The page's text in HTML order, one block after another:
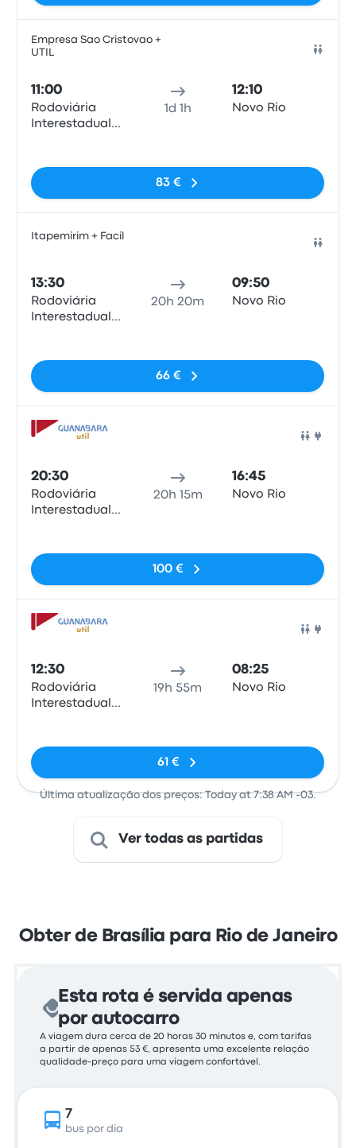
Empresa Sao Cristovao +
UTIL
11:00
Rodoviária
Interestadual
1d 1h
12:10
Novo Rio
83 €
Itapemirim + Facil
13:30
Rodoviária
Interestadual
20h 20m
09:50
Novo Rio
66 €
20:30
Rodoviária
Interestadual
20h 15m
16:45
Novo Rio
100 €
12:30
Rodoviária
Interestadual
19h 55m
08:25
Novo Rio
61 €
Última atualização dos preços: Today at 7:38 AM -03.
Ver todas as partidas
Obter de Brasília para Rio de Janeiro
Esta rota é servida apenas
por autocarro
A viagem dura cerca de 20 horas 30 minutos e, com tarifas
a partir de apenas 53 €, apresenta uma excelente relação
qualidade-preço para uma viagem confortável.
7
bus por dia